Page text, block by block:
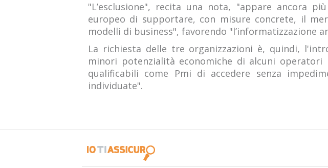
"L’esclusione", recita una nota, "appare ancora
europeo di supportare, con misure concrete, il
modelli di business", favorendo "l’informatizzazione
La richiesta delle tre organizzazioni è, quindi,
minori potenzialità economiche di alcuni
qualificabili come Pmi di accedere senza
individuate".